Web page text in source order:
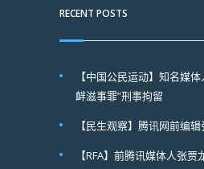
RECENT POSTS
【中国公民运动】知名媒
衅滋事罪”刑事拘留
【民生观察】腾讯网前编
【RFA】前腾讯媒体人张贾